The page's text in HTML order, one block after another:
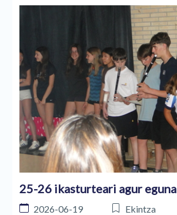
25-26 ikasturteari agur eguna
2026-06-19 Ekintza